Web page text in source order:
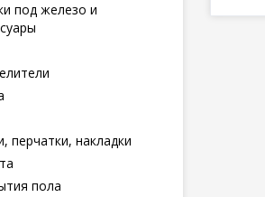
под железо и
перчатки, накладки
пола